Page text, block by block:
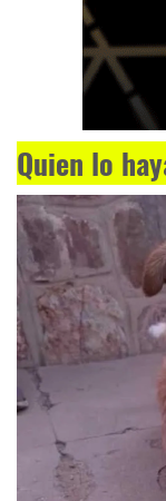
Quien lo